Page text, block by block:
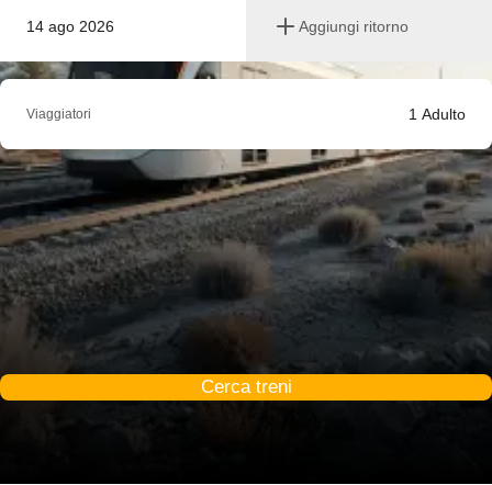
14 ago 2026 Aggiungi ritorno
Viaggiatori 1 Adulto
Cerca treni